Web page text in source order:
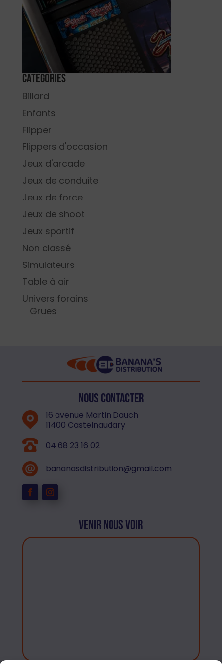
Catégories
Billard
Enfants
Flipper
Flippers d'occasion
Jeux d'arcade
Jeux de conduite
Jeux de force
Jeux de shoot
Jeux sportif
Non classé
Simulateurs
Table à air
Univers forains
Grues
Nous contacter
16 avenue Martin Dauch
11400 Castelnaudary
04 68 23 16 02
bananasdistribution@gmail.com
Venir nous voir